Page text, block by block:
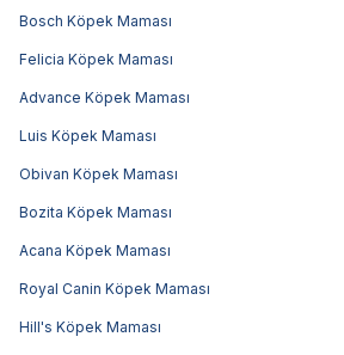
Bosch Köpek Maması
Felicia Köpek Maması
Advance Köpek Maması
Luis Köpek Maması
Obivan Köpek Maması
Bozita Köpek Maması
Acana Köpek Maması
Royal Canin Köpek Maması
Hill's Köpek Maması